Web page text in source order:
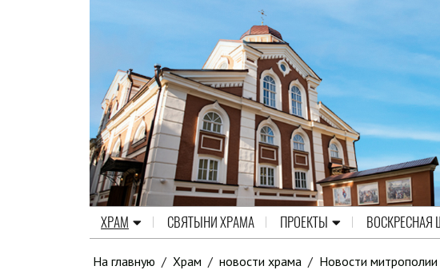
ХРАМ СВЯТЫНИ ХРАМА ПРОЕКТЫ ВОСКРЕСНАЯ
На главную / Храм / новости храма / Новости митрополии